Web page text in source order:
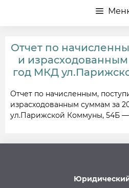
Отчет по
и израсходованным
год МКД
Отчет по начисленным,
израсходованным суммам за
ул.Парижской Коммуны, 54Б —